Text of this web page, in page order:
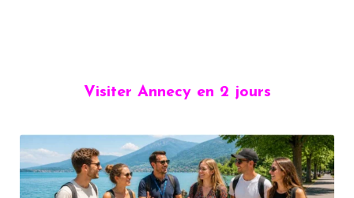
Visiter Annecy en 2 jours